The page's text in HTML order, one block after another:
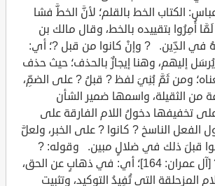
الكتاب الخط بالقلم؛ لأنَّ الخطَّ فشا
أُمِرُوا بتقييده بالخط، وقال مالك بن
في الدِّين. ? وإنْ كانوا من قبل ?؛ أي:
إليهم، وهنا إيجازٌ بالحذف؛ حيث حذف
ومن ثَمَّ بُنِيَ لفظ ? قبلُ ? على الضمِّ،
من الثقيلة، واسمها ضمير الشأن
تخفيفها دخولُ اللام الفارقة على
الفعل الناسخ ? كانوا ? على الخبر، ولعلَّ
قبلَ ذلك في ضلالٍ مبين. وقوله: ?
لَفِي ضَلاَلٍ مُبِينٍ ? [آل عمران: 164]؛ أي: في ذهابٍ عن الحق،
المزحلقة التي تُفِيدُ التوكيد، وتثبيت